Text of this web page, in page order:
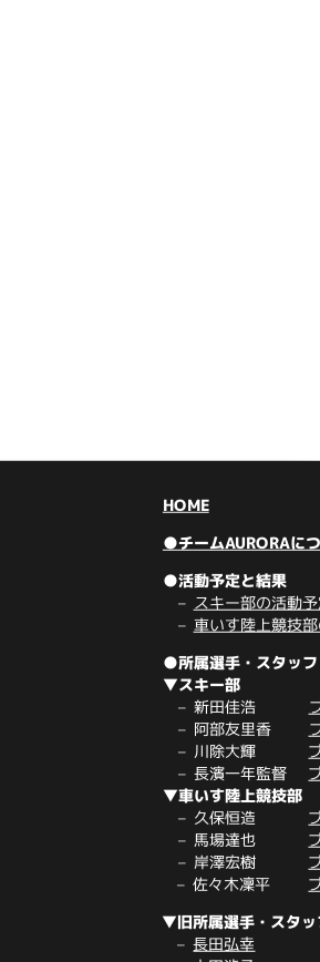
HOME
●チームAURORAに
●活動予定と結果
スキー部の活動
車いす陸上競技
●所属選手・スタッ
▼スキー部
新田佳浩
阿部友里香
川除大輝
長濱一年監督
▼車いす陸上競技部
久保恒造
馬場達也
岸澤宏樹
佐々木凜平
▼旧所属選手・スタッ
長田弘幸